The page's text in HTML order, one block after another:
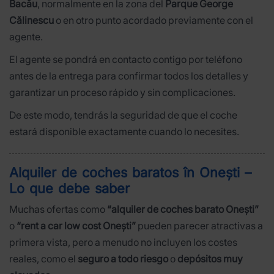
Bacău, normalmente en la zona del Parque George
Călinescu o en otro punto acordado previamente con el
agente.
El agente se pondrá en contacto contigo por teléfono
antes de la entrega para confirmar todos los detalles y
garantizar un proceso rápido y sin complicaciones.
De este modo, tendrás la seguridad de que el coche
estará disponible exactamente cuando lo necesites.
Alquiler de coches baratos în Onești –
Lo que debe saber
Muchas ofertas como “alquiler de coches barato Onești”
o “rent a car low cost Onești” pueden parecer atractivas a
primera vista, pero a menudo no incluyen los costes
reales, como el seguro a todo riesgo o depósitos muy